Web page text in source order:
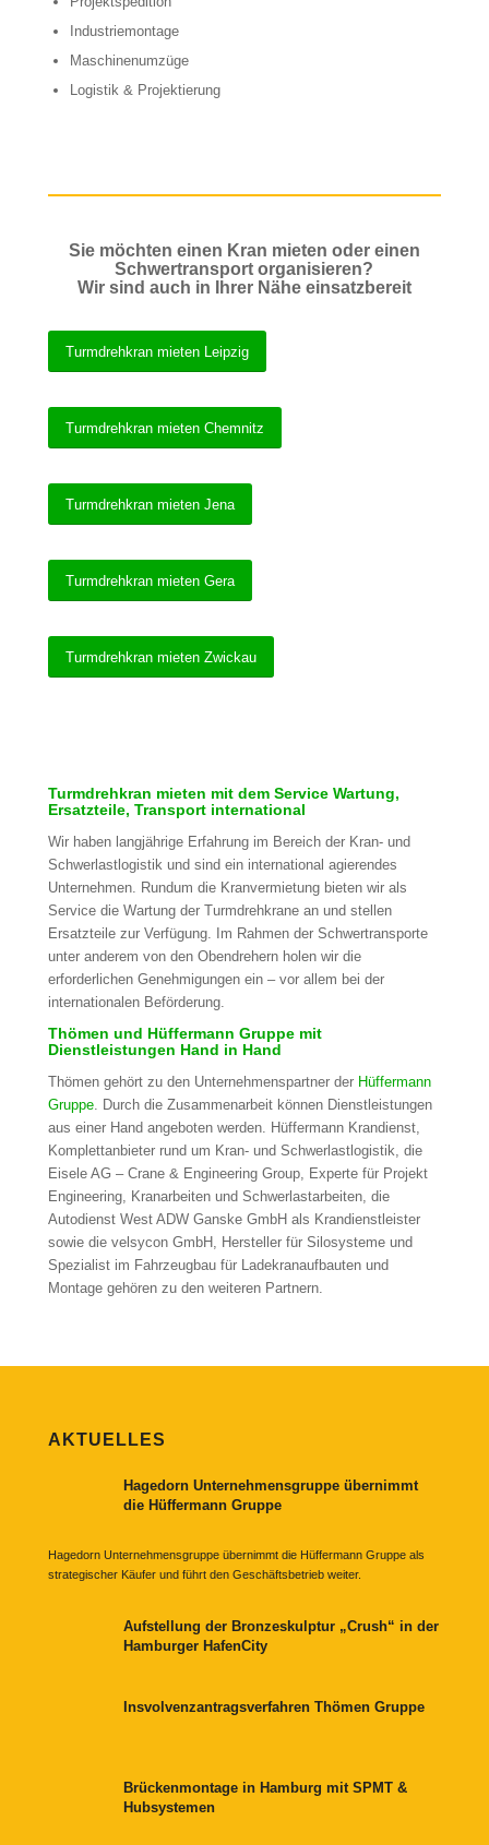
Industriemontage
Maschinenumzüge
Logistik & Projektierung
Sie möchten einen Kran mieten oder einen
Schwertransport organisieren?
Wir sind auch in Ihrer Nähe einsatzbereit
Turmdrehkran mieten Leipzig
Turmdrehkran mieten Chemnitz
Turmdrehkran mieten Jena
Turmdrehkran mieten Gera
Turmdrehkran mieten Zwickau
Turmdrehkran mieten mit dem Service Wartung,
Ersatzteile, Transport international
Wir haben langjährige Erfahrung im Bereich der Kran- und
Schwerlastlogistik und sind ein international agierendes
Unternehmen. Rundum die Kranvermietung bieten wir als
Service die Wartung der Turmdrehkrane an und stellen
Ersatzteile zur Verfügung. Im Rahmen der Schwertransporte
unter anderem von den Obendrehern holen wir die
erforderlichen Genehmigungen ein – vor allem bei der
internationalen Beförderung.
Thömen und Hüffermann Gruppe mit
Dienstleistungen Hand in Hand
Thömen gehört zu den Unternehmenspartner der Hüffermann
Gruppe. Durch die Zusammenarbeit können Dienstleistungen
aus einer Hand angeboten werden. Hüffermann Krandienst,
Komplettanbieter rund um Kran- und Schwerlastlogistik, die
Eisele AG – Crane & Engineering Group, Experte für Projekt
Engineering, Kranarbeiten und Schwerlastarbeiten, die
Autodienst West ADW Ganske GmbH als Krandienstleister
sowie die velsycon GmbH, Hersteller für Silosysteme und
Spezialist im Fahrzeugbau für Ladekranaufbauten und
Montage gehören zu den weiteren Partnern.
AKTUELLES
Hagedorn Unternehmensgruppe übernimmt
die Hüffermann Gruppe
Hagedorn Unternehmensgruppe übernimmt die Hüffermann Gruppe als
strategischer Käufer und führt den Geschäftsbetrieb weiter.
Aufstellung der Bronzeskulptur „Crush“ in der
Hamburger HafenCity
Insvolvenzantragsverfahren Thömen Gruppe
Brückenmontage in Hamburg mit SPMT &
Hubsystemen